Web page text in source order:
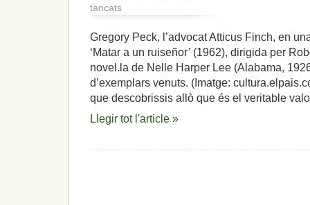
tancats
Matar
rossinyol
i,
l’origen
la
gran
Gregory Peck, l’advocat Atticus Finch, en
‘Matar a un ruiseñor’ (1962), dirigida per
novel.la de Nelle Harper Lee (Alabama,
d’exemplars venuts. (Imatge:
que descobrissis allò que és el veritable
Llegir tot l'article »